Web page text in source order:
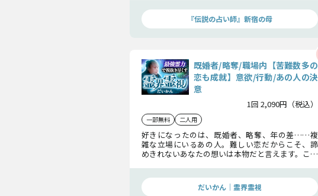
『伝説の占い師』新宿の母
既婚者/略奪/職場内【苦難数多の
恋も成就】意欲/行動/あの人の決
意
1回 2,090円（税込）
一部無料 二人用
好きになったのは、既婚者、略奪、年の差……複
雑な立場にいるあの人。難しい恋だからこそ、諦
めきれないあなたの想いは本物だと言えます。この
だいかん｜霊界霊視